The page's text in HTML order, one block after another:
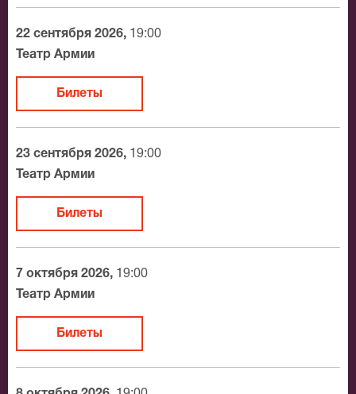
адрес доставки.
Официальные билеты на Предложение
После бронирования билетов, ожидайте доставку по
доставка билетов осуществляется в пределах МКАД
возле метро или в пешей доступности. Оплатить
заказ Вы можете с помощью:
Банковской картой
Наличными
Яндекс.Деньги
Qiwi
BitCoin
На нашем сайте всегда большой выбор билетов в
разные категории зрительного зала Театр Армии.
22 сентября 2026, 19:00
Театр Армии
Билеты
23 сентября 2026, 19:00
Театр Армии
Билеты
7 октября 2026, 19:00
Театр Армии
Билеты